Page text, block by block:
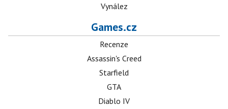
Vynález
Games.cz
Recenze
Assassin's Creed
Starfield
GTA
Diablo IV